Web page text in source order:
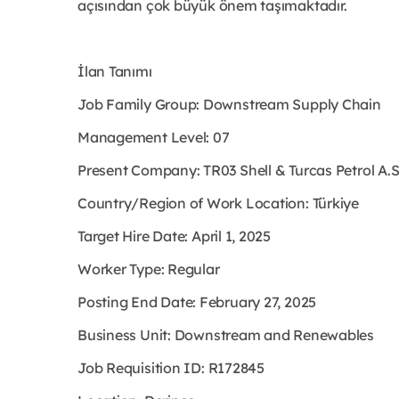
açısından çok büyük önem taşımaktadır.
İlan Tanımı
Job Family Group: Downstream Supply Chain
Management Level: 07
Present Company: TR03 Shell & Turcas Petrol A.S
Country/Region of Work Location: Türkiye
Target Hire Date: April 1, 2025
Worker Type: Regular
Posting End Date: February 27, 2025
Business Unit: Downstream and Renewables
Job Requisition ID: R172845